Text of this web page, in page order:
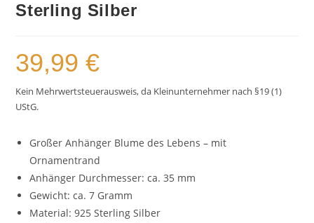
Sterling Silber
39,99€
Kein Mehrwertsteuerausweis, da Kleinunternehmer nach §19 (1)
UStG.
Großer Anhänger Blume des Lebens – mit
Ornamentrand
Anhänger Durchmesser: ca. 35 mm
Gewicht: ca. 7 Gramm
Material: 925 Sterling Silber